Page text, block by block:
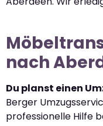
nach
Du planst einen
Berger
professionelle Hilfe